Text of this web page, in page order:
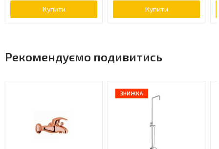
Купити Купити
Рекомендуємо подивитись
ЗНИЖКА